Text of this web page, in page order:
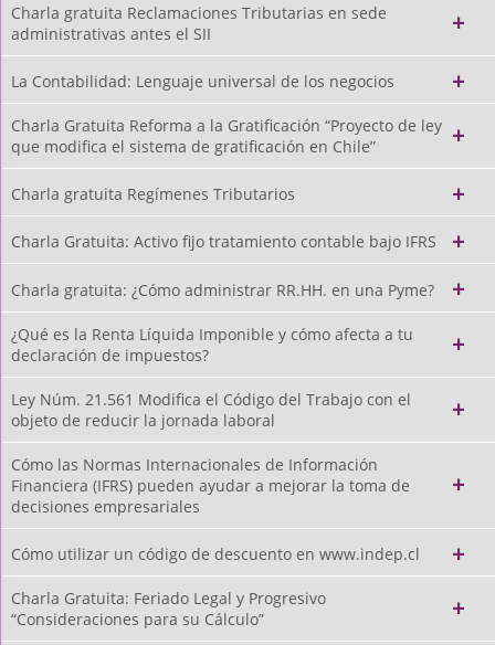
Charla gratuita Reclamaciones Tributarias en sede
administrativas antes el SII
La Contabilidad: Lenguaje universal de los negocios
Charla Gratuita Reforma a la Gratificación “Proyecto de ley
que modifica el sistema de gratificación en Chile”
Charla gratuita Regímenes Tributarios
Charla Gratuita: Activo fijo tratamiento contable bajo IFRS
Charla gratuita: ¿Cómo administrar RR.HH. en una Pyme?
¿Qué es la Renta Líquida Imponible y cómo afecta a tu
declaración de impuestos?
Ley Núm. 21.561 Modifica el Código del Trabajo con el
objeto de reducir la jornada laboral
Cómo las Normas Internacionales de Información
Financiera (IFRS) pueden ayudar a mejorar la toma de
decisiones empresariales
Cómo utilizar un código de descuento en www.indep.cl
Charla Gratuita: Feriado Legal y Progresivo
“Consideraciones para su Cálculo”